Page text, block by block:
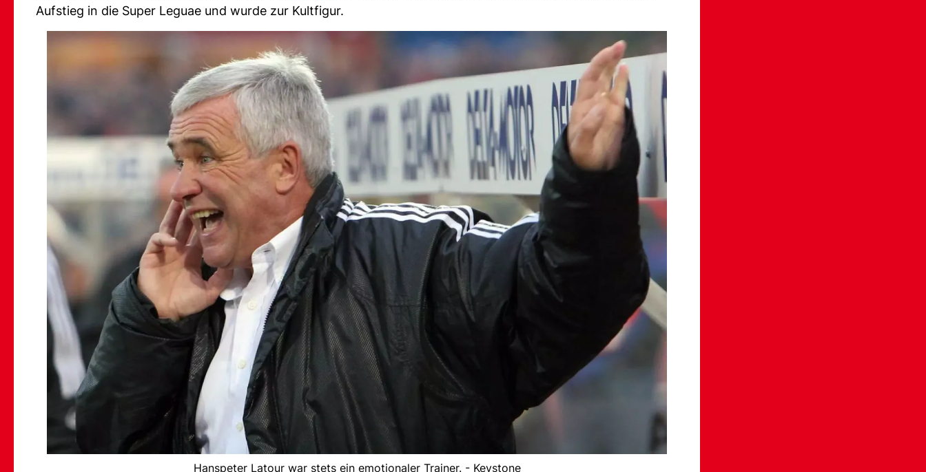
Aufstieg in die Super Leguae und wurde zur Kultfigur.
Hanspeter Latour war stets ein emotionaler Trainer. - Keystone